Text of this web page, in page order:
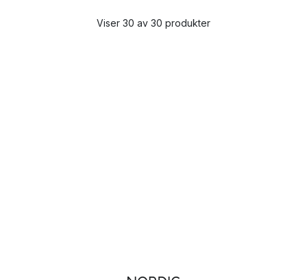
Viser 30 av 30 produkter